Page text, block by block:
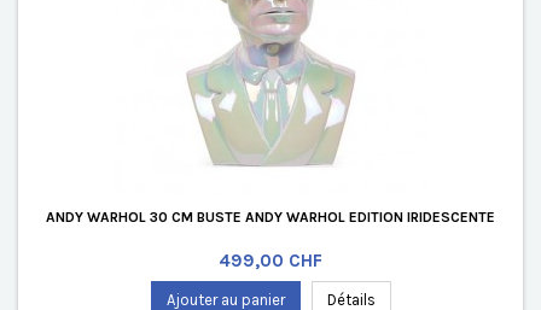
ANDY WARHOL 30 CM BUSTE ANDY WARHOL EDITION IRIDESCENTE
Prix
499,00 CHF
Ajouter au panier Détails